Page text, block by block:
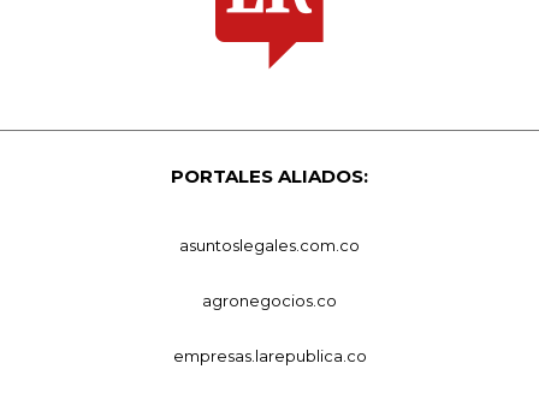
PORTALES ALIADOS:
asuntoslegales.com.co
agronegocios.co
empresas.larepublica.co